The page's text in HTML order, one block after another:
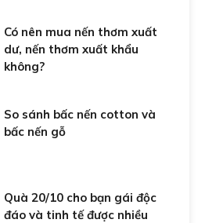
Có nên mua nến thơm xuất
dư, nến thơm xuất khẩu
không?
So sánh bấc nến cotton và
bấc nến gỗ
Quà 20/10 cho bạn gái độc
đáo và tinh tế được nhiều